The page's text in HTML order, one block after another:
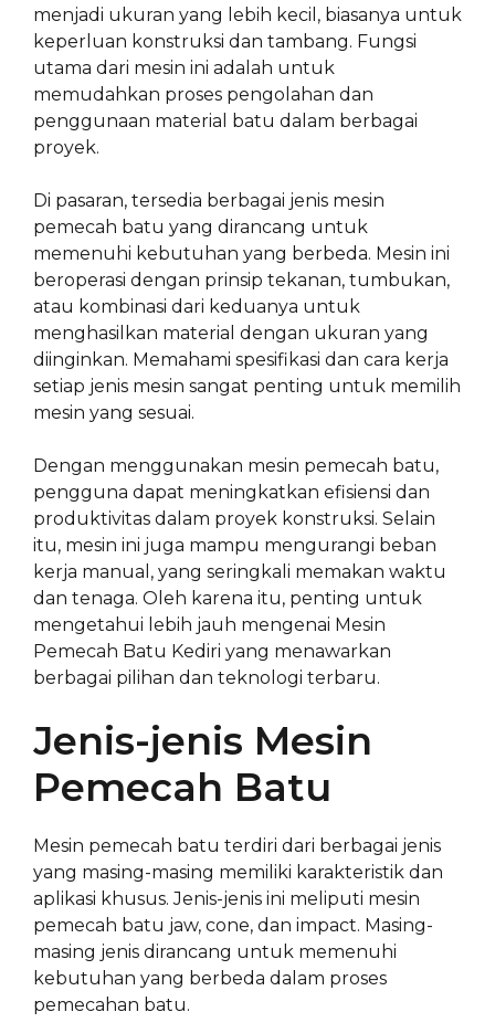
menjadi ukuran yang lebih kecil, biasanya untuk
keperluan konstruksi dan tambang. Fungsi
utama dari mesin ini adalah untuk
memudahkan proses pengolahan dan
penggunaan material batu dalam berbagai
proyek.
Di pasaran, tersedia berbagai jenis mesin
pemecah batu yang dirancang untuk
memenuhi kebutuhan yang berbeda. Mesin ini
beroperasi dengan prinsip tekanan, tumbukan,
atau kombinasi dari keduanya untuk
menghasilkan material dengan ukuran yang
diinginkan. Memahami spesifikasi dan cara kerja
setiap jenis mesin sangat penting untuk memilih
mesin yang sesuai.
Dengan menggunakan mesin pemecah batu,
pengguna dapat meningkatkan efisiensi dan
produktivitas dalam proyek konstruksi. Selain
itu, mesin ini juga mampu mengurangi beban
kerja manual, yang seringkali memakan waktu
dan tenaga. Oleh karena itu, penting untuk
mengetahui lebih jauh mengenai Mesin
Pemecah Batu Kediri yang menawarkan
berbagai pilihan dan teknologi terbaru.
Jenis-jenis Mesin
Pemecah Batu
Mesin pemecah batu terdiri dari berbagai jenis
yang masing-masing memiliki karakteristik dan
aplikasi khusus. Jenis-jenis ini meliputi mesin
pemecah batu jaw, cone, dan impact. Masing-
masing jenis dirancang untuk memenuhi
kebutuhan yang berbeda dalam proses
pemecahan batu.